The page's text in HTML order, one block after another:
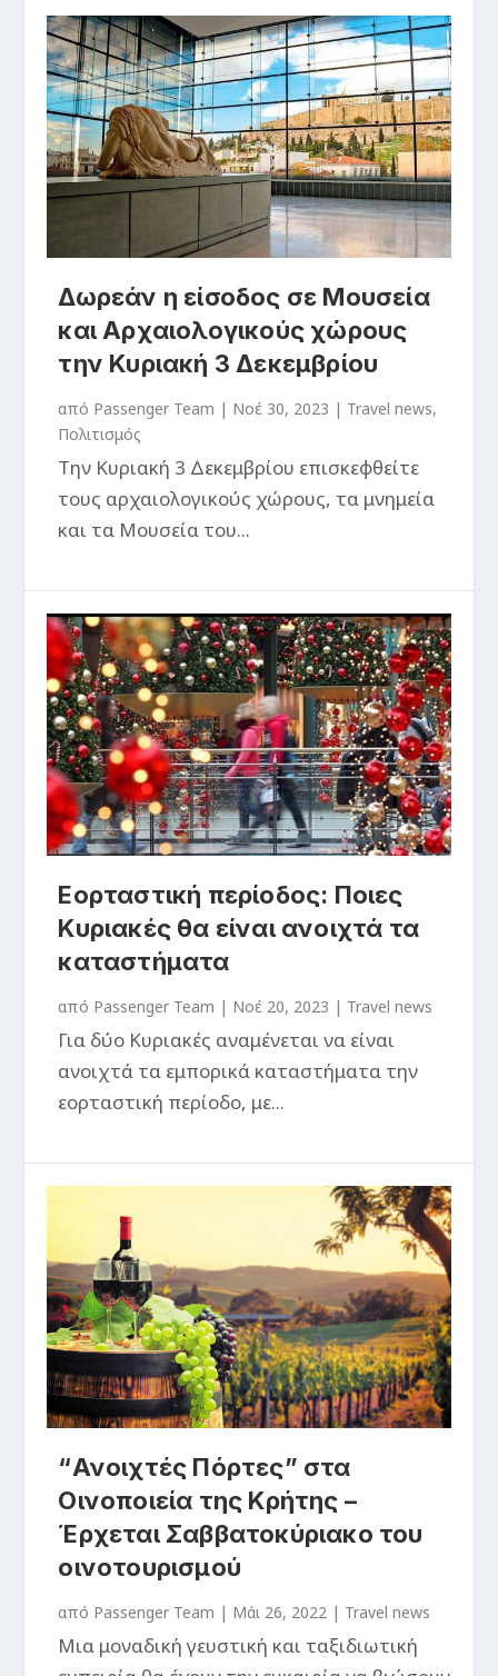
Δωρεάν η είσοδος σε Μουσεία
και Αρχαιολογικούς χώρους
την Κυριακή 3 Δεκεμβρίου
από Passenger Team | Νοέ 30, 2023 | Travel news,
Πολιτισμός
Tην Κυριακή 3 Δεκεμβρίου επισκεφθείτε
τους αρχαιολογικούς χώρους, τα μνημεία
και τα Μουσεία του...
Εορταστική περίοδος: Ποιες
Κυριακές θα είναι ανοιχτά τα
καταστήματα
από Passenger Team | Νοέ 20, 2023 | Travel news
Για δύο Κυριακές αναμένεται να είναι
ανοιχτά τα εμπορικά καταστήματα την
εορταστική περίοδο, με...
“Ανοιχτές Πόρτες” στα
Οινοποιεία της Κρήτης –
Έρχεται Σαββατοκύριακο του
οινοτουρισμού
από Passenger Team | Μάι 26, 2022 | Travel news
Μια μοναδική γευστική και ταξιδιωτική